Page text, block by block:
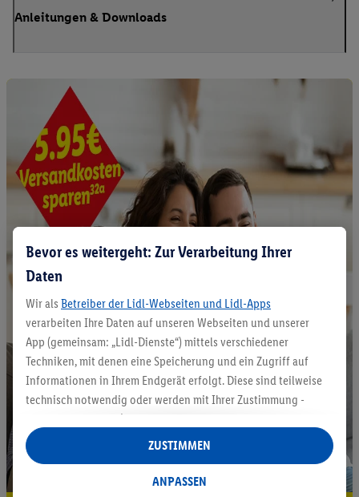
Anleitungen & Downloads
Bevor es weitergeht: Zur Verarbeitung Ihrer
Daten
Wir als Betreiber der Lidl-Webseiten und Lidl-Apps
verarbeiten Ihre Daten auf unseren Webseiten und unserer
App (gemeinsam: „Lidl-Dienste“) mittels verschiedener
Techniken, mit denen eine Speicherung und ein Zugriff auf
Informationen in Ihrem Endgerät erfolgt. Diese sind teilweise
technisch notwendig oder werden mit Ihrer Zustimmung -
auch durch Partner (u.a.
Verantwortliche; im Zusammenhang mit dem IAB TCF
insgesamt
Statistik-Erstellung oder für personalisierte Werbung
ANPASSEN
ZUSTIMMEN